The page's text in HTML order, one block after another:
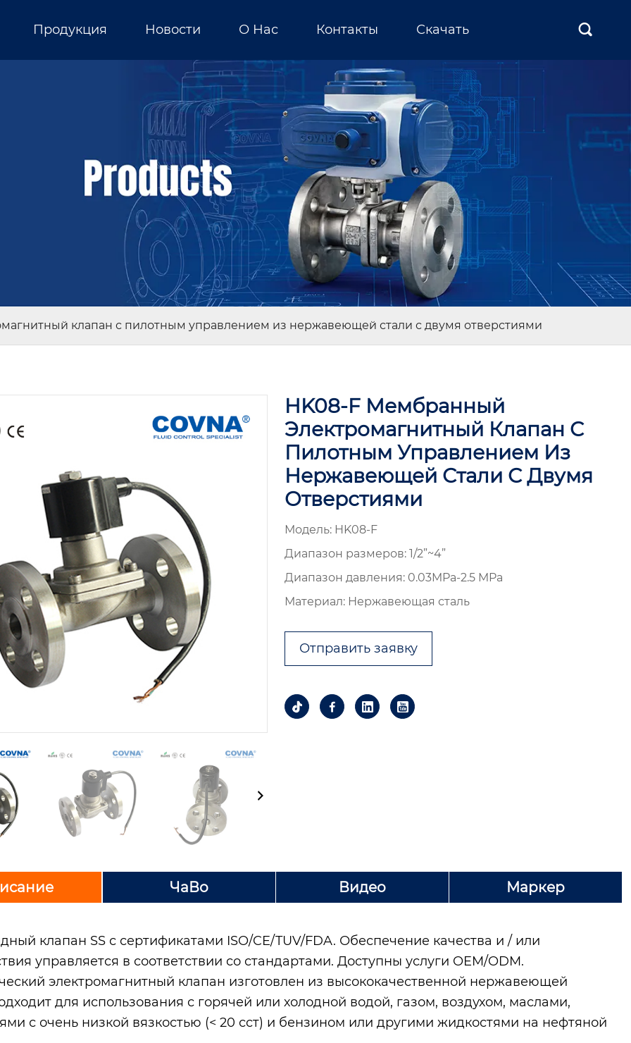
Продукция Новости О Нас Контакты Скачать 
клапан с пилотным управлением из нержавеющей стали с двумя отверстиями
HK08-F Мембранный
Электромагнитный Клапан С
Пилотным Управлением Из
Нержавеющей Стали С Двумя
Отверстиями
Модель: HK08-F
Диапазон размеров: 1/2”~4”
Диапазон давления: 0.03MPa-2.5 MPa
Материал: Нержавеющая сталь
Отправить заявку
   
ЧаВо Видео Маркер
клапан SS с сертификатами ISO/CE/TUV/FDA. Обеспечение качества и / или
управляется в соответствии со стандартами. Доступны услуги OEM/ODM.
электромагнитный клапан изготовлен из высококачественной нержавеющей
для использования с горячей или холодной водой, газом, воздухом, маслами,
с очень низкой вязкостью (< 20 сст) и бензином или другими жидкостями на нефтяной